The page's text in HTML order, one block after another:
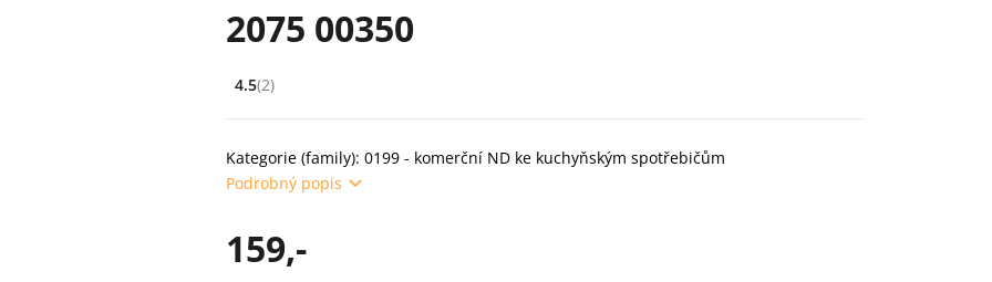
2075 00350
Hodnocení: 4.5 z 5 (2 recenzí)
4.5(2)
Kategorie (family): 0199 - komerční ND ke kuchyňským spotřebičům
Podrobný popis
159,-